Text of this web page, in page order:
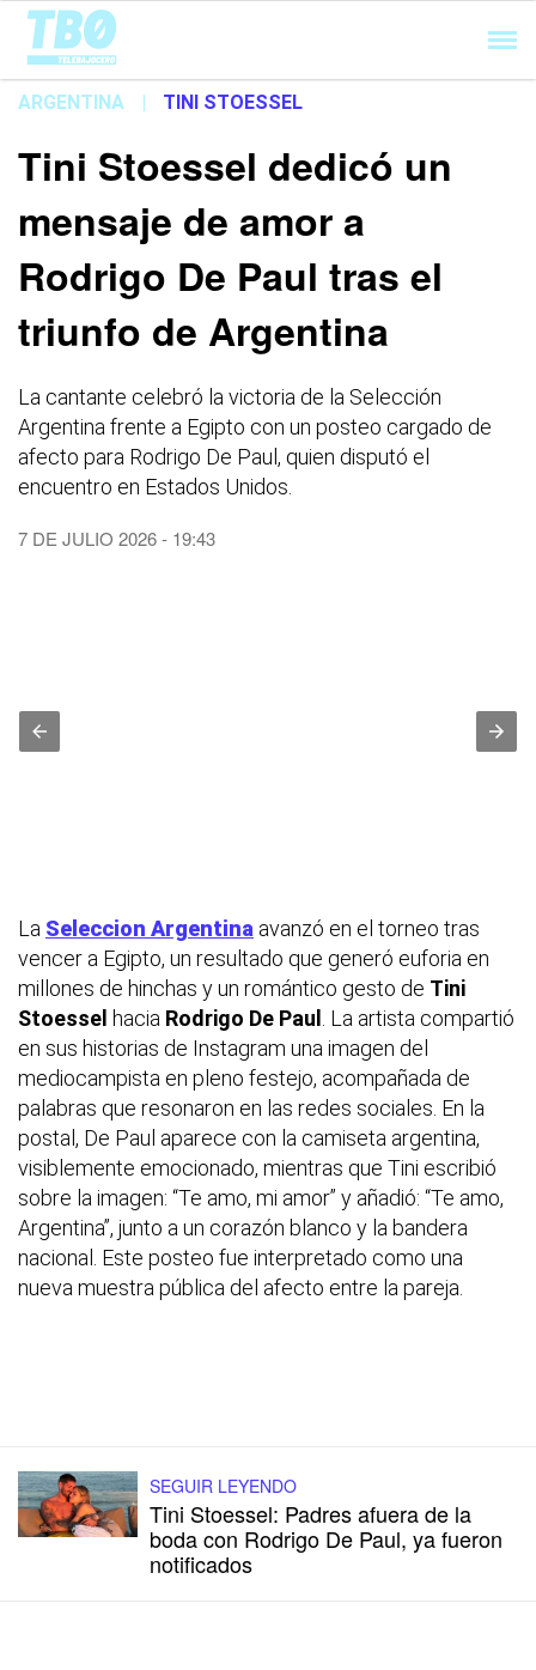
Cargando...
ARGENTINA | TINI STOESSEL
Tini Stoessel dedicó un
mensaje de amor a
Rodrigo De Paul tras el
triunfo de Argentina
La cantante celebró la victoria de la Selección
Argentina frente a Egipto con un posteo cargado de
afecto para Rodrigo De Paul, quien disputó el
encuentro en Estados Unidos.
7 DE JULIO 2026 - 19:43
La Seleccion Argentina avanzó en el torneo tras
vencer a Egipto, un resultado que generó euforia en
millones de hinchas y un romántico gesto de Tini
Stoessel hacia Rodrigo De Paul
. La artista compartió
en sus historias de Instagram una imagen del
mediocampista en pleno festejo, acompañada de
palabras que resonaron en las redes sociales. En la
postal, De Paul aparece con la camiseta argentina,
visiblemente emocionado, mientras que Tini escribió
sobre la imagen: “Te amo, mi amor” y añadió: “Te amo,
Argentina”, junto a un corazón blanco y la bandera
nacional. Este posteo fue interpretado como una
nueva muestra pública del afecto entre la pareja.
SEGUIR LEYENDO
Tini Stoessel: Padres afuera de la
boda con Rodrigo De Paul, ya fueron
notificados